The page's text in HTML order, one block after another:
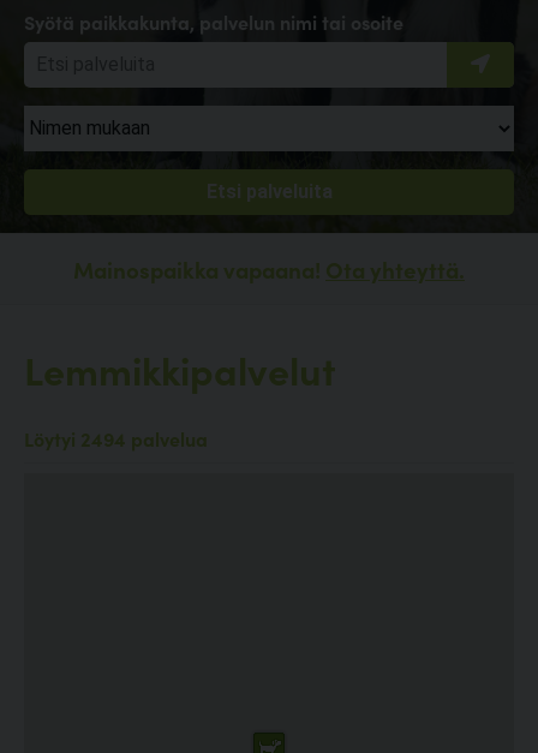
Syötä paikkakunta, palvelun nimi tai osoite
Mainospaikka vapaana! Ota yhteyttä.
Lemmikkipalvelut
Löytyi 2494 palvelua